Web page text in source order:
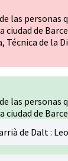
las
ciudad de
Técnica de la
las
ciudad de
de Dalt :